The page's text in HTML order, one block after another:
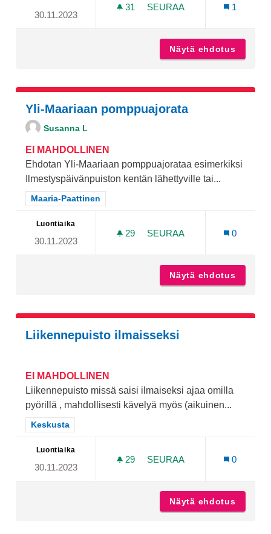
30.11.2023
31 31 SEURAAJAA
SEURAA
1
Näytä ehdotus
Yli-Maariaan pomppuajorata
Susanna L
EI MAHDOLLINEN
Ehdotan Yli-Maariaan pomppuajorataa esimerkiksi
Ilmestyspäivänpuiston kentän lähettyville tai...
Rajaa tulokset teeman mukaan: Maaria-Paattinen
Maaria-Paattinen
Luontiaika
30.11.2023
29 29 SEURAAJAA
SEURAA
0
Näytä ehdotus
Liikennepuisto ilmaisseksi
EI MAHDOLLINEN
Liikennepuisto missä saisi ilmaiseksi ajaa omilla
pyörillä , mahdollisesti kävelyä myös (aikuinen...
Rajaa tulokset teeman mukaan: Keskusta
Keskusta
Luontiaika
30.11.2023
29 29 SEURAAJAA
SEURAA
0
Näytä ehdotus